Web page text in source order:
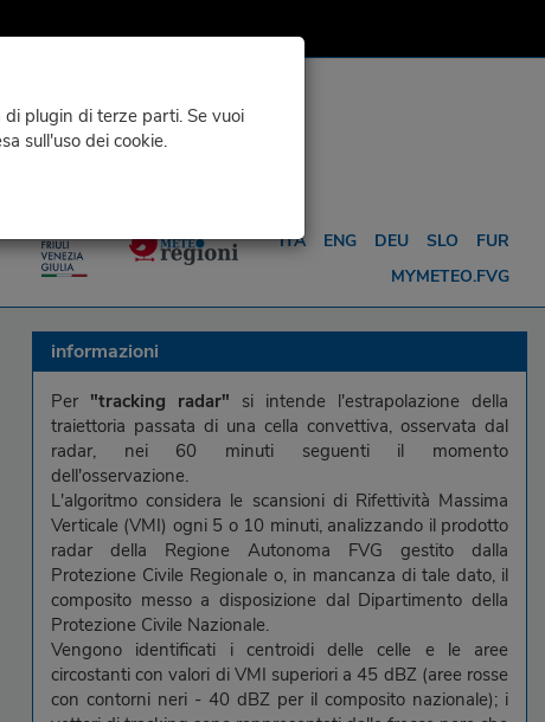
plugin di terze parti. Se vuoi
sull'uso dei cookie.
ITA ENG DEU SLO
FUR
MYMETEO.FVG
informazioni
Per "tracking radar" si intende l'estrapolazione della
traiettoria passata di una cella convettiva, osservata dal
radar, nei 60 minuti seguenti il momento
dell'osservazione.
L'algoritmo considera le scansioni di Rifettività Massima
Verticale (VMI) ogni 5 o 10 minuti, analizzando il prodotto
radar della Regione Autonoma FVG gestito dalla
Protezione Civile Regionale o, in mancanza di tale dato, il
composito messo a disposizione dal Dipartimento della
Protezione Civile Nazionale.
Vengono identificati i centroidi delle celle e le aree
circostanti con valori di VMI superiori a 45 dBZ (aree rosse
con contorni neri - 40 dBZ per il composito nazionale); i